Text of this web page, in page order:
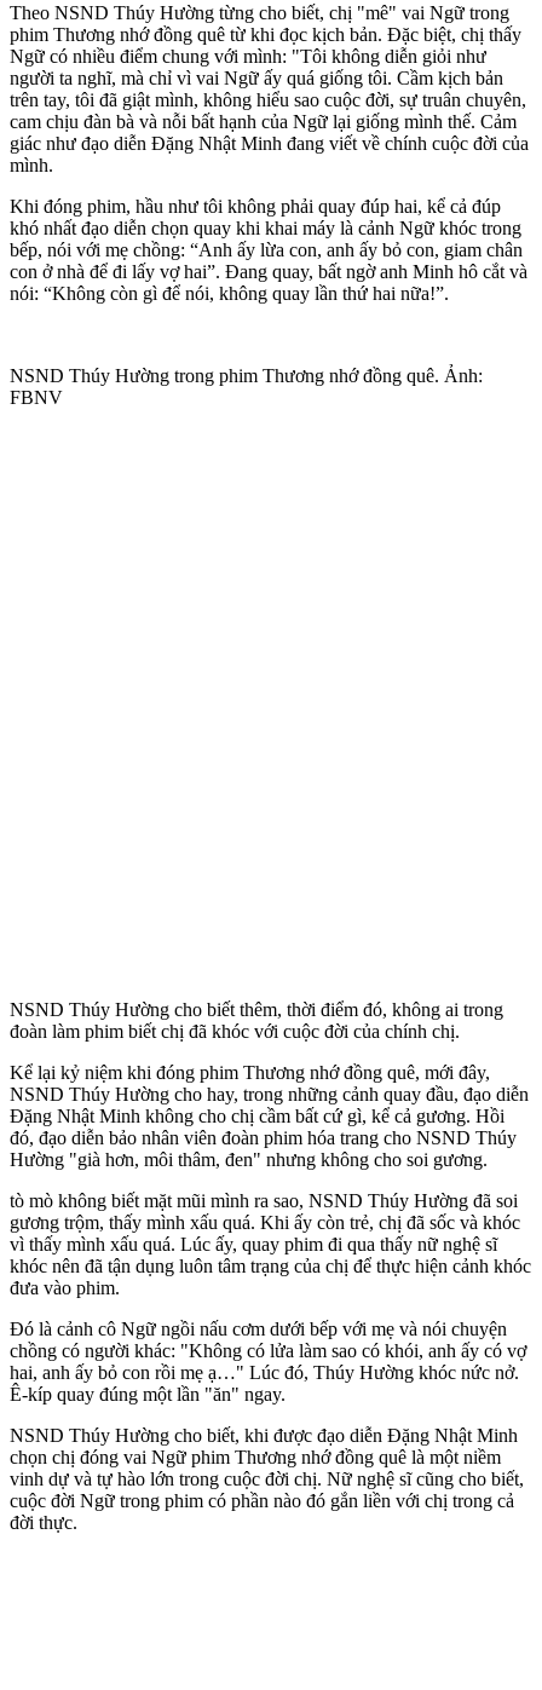
Theo NSND Thúy Hường từng cho biết, chị "mê" vai Ngữ trong
phim Thương nhớ đồng quê từ khi đọc kịch bản. Đặc biệt, chị thấy
Ngữ có nhiều điểm chung với mình: "Tôi không diễn giỏi như
người ta nghĩ, mà chỉ vì vai Ngữ ấy quá giống tôi. Cầm kịch bản
trên tay, tôi đã giật mình, không hiểu sao cuộc đời, sự truân chuyên,
cam chịu đàn bà và nỗi bất hạnh của Ngữ lại giống mình thế. Cảm
giác như đạo diễn Đặng Nhật Minh đang viết về chính cuộc đời của
mình.
Khi đóng phim, hầu như tôi không phải quay đúp hai, kể cả đúp
khó nhất đạo diễn chọn quay khi khai máy là cảnh Ngữ khóc trong
bếp, nói với mẹ chồng: “Anh ấy lừa con, anh ấy bỏ con, giam chân
con ở nhà để đi lấy vợ hai”. Đang quay, bất ngờ anh Minh hô cắt và
nói: “Không còn gì để nói, không quay lần thứ hai nữa!”.
NSND Thúy Hường trong phim Thương nhớ đồng quê. Ảnh:
FBNV
NSND Thúy Hường cho biết thêm, thời điểm đó, không ai trong
đoàn làm phim biết chị đã khóc với cuộc đời của chính chị.
Kể lại kỷ niệm khi đóng phim Thương nhớ đồng quê, mới đây,
NSND Thúy Hường cho hay, trong những cảnh quay đầu, đạo diễn
Đặng Nhật Minh không cho chị cầm bất cứ gì, kể cả gương. Hồi
đó, đạo diễn bảo nhân viên đoàn phim hóa trang cho NSND Thúy
Hường "già hơn, môi thâm, đen" nhưng không cho soi gương.
tò mò không biết mặt mũi mình ra sao, NSND Thúy Hường đã soi
gương trộm, thấy mình xấu quá. Khi ấy còn trẻ, chị đã sốc và khóc
vì thấy mình xấu quá. Lúc ấy, quay phim đi qua thấy nữ nghệ sĩ
khóc nên đã tận dụng luôn tâm trạng của chị để thực hiện cảnh khóc
đưa vào phim.
Đó là cảnh cô Ngữ ngồi nấu cơm dưới bếp với mẹ và nói chuyện
chồng có người khác: "Không có lửa làm sao có khói, anh ấy có vợ
hai, anh ấy bỏ con rồi mẹ ạ…" Lúc đó, Thúy Hường khóc nức nở.
Ê-kíp quay đúng một lần "ăn" ngay.
NSND Thúy Hường cho biết, khi được đạo diễn Đặng Nhật Minh
chọn chị đóng vai Ngữ phim Thương nhớ đồng quê là một niềm
vinh dự và tự hào lớn trong cuộc đời chị. Nữ nghệ sĩ cũng cho biết,
cuộc đời Ngữ trong phim có phần nào đó gắn liền với chị trong cả
đời thực.